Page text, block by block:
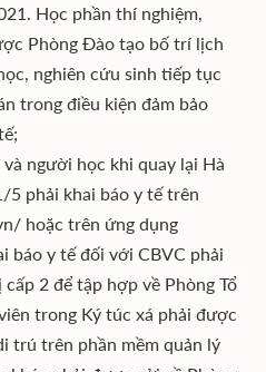
Học phần thí nghiệm,
Phòng Đào tạo bố trí lịch
nghiên cứu sinh tiếp tục
trong điều kiện đảm bảo
người học khi quay lại Hà
5 phải khai báo y tế trên
hoặc trên ứng dụng
báo y tế đối với CBVC phải
2 để tập hợp về Phòng Tổ
trong Ký túc xá phải được
trú trên phần mềm quản lý